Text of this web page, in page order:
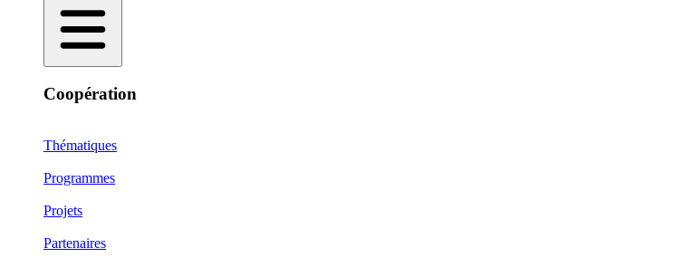
Coopération
Thématiques
Programmes
Projets
Partenaires